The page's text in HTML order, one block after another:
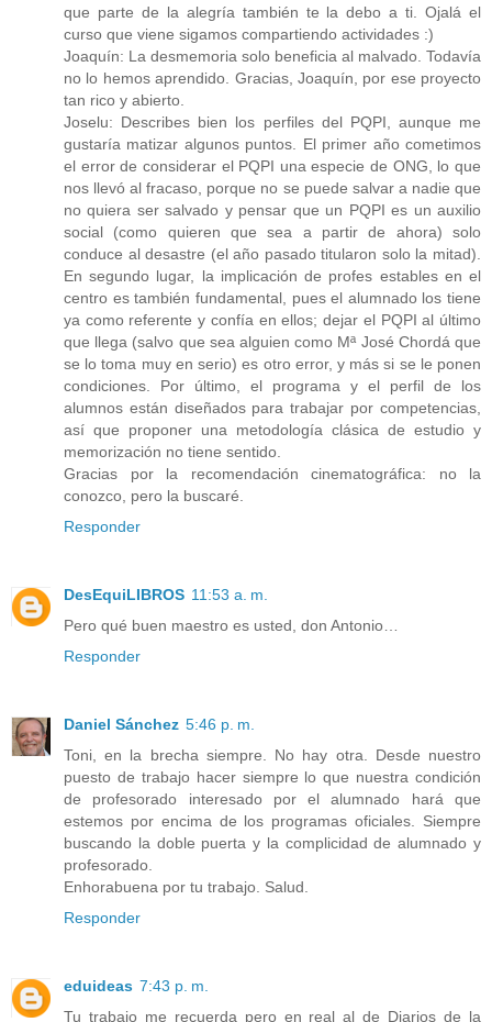
que parte de la alegría también te la debo a ti. Ojalá el
curso que viene sigamos compartiendo actividades :)
Joaquín: La desmemoria solo beneficia al malvado. Todavía
no lo hemos aprendido. Gracias, Joaquín, por ese proyecto
tan rico y abierto.
Joselu: Describes bien los perfiles del PQPI, aunque me
gustaría matizar algunos puntos. El primer año cometimos
el error de considerar el PQPI una especie de ONG, lo que
nos llevó al fracaso, porque no se puede salvar a nadie que
no quiera ser salvado y pensar que un PQPI es un auxilio
social (como quieren que sea a partir de ahora) solo
conduce al desastre (el año pasado titularon solo la mitad).
En segundo lugar, la implicación de profes estables en el
centro es también fundamental, pues el alumnado los tiene
ya como referente y confía en ellos; dejar el PQPI al último
que llega (salvo que sea alguien como Mª José Chordá que
se lo toma muy en serio) es otro error, y más si se le ponen
condiciones. Por último, el programa y el perfil de los
alumnos están diseñados para trabajar por competencias,
así que proponer una metodología clásica de estudio y
memorización no tiene sentido.
Gracias por la recomendación cinematográfica: no la
conozco, pero la buscaré.
Responder
DesEquiLIBROS 11:53 a. m.
Pero qué buen maestro es usted, don Antonio…
Responder
Daniel Sánchez 5:46 p. m.
Toni, en la brecha siempre. No hay otra. Desde nuestro
puesto de trabajo hacer siempre lo que nuestra condición
de profesorado interesado por el alumnado hará que
estemos por encima de los programas oficiales. Siempre
buscando la doble puerta y la complicidad de alumnado y
profesorado.
Enhorabuena por tu trabajo. Salud.
Responder
eduideas 7:43 p. m.
Tu trabajo me recuerda pero en real al de Diarios de la